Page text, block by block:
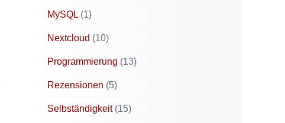
MySQL (1)
Nextcloud (10)
Programmierung (13)
Rezensionen (5)
Selbständigkeit(15)